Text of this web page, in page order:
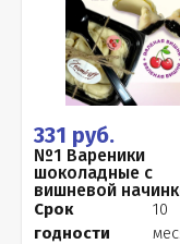
331 руб.
№1 Вареники
шоколадные с
вишневой
120г
Срок
годности
10